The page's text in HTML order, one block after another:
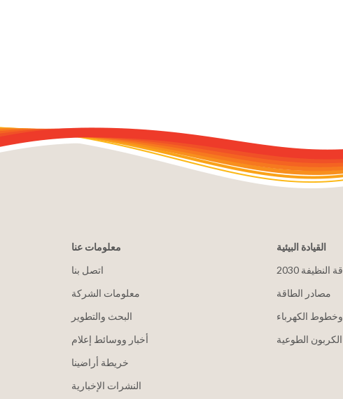
معلومات عنا
اتصل بنا
معلومات الشركة
البحث والتطوير
أخبار ووسائط إعلام
خريطة أراضينا
النشرات الإخبارية
القيادة البيئية
النظيفة
مصادر الطاقة
الكهرباء
الطوعية